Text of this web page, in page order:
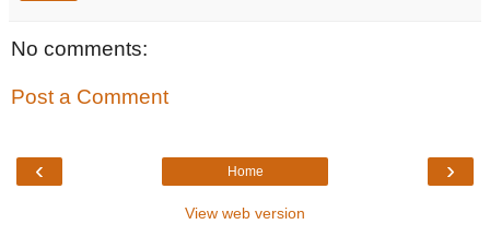
No comments:
Post a Comment
‹ ›
Home
View web version